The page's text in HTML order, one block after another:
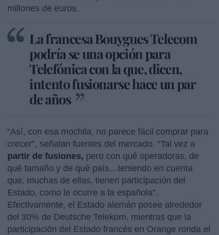
millones de euros.
La francesa Bouygues Telecom
podría se una opción para
Telefónica con la que, dicen,
intento fusionarse hace un par
de años
“Así, con esa mochila, no parece fácil comprar para
crecer”, señalan fuentes del mercado. “Tal vez a
partir de fusiones, pero con qué operadoras, de
qué tamaño y de qué país…teniendo en cuenta
que, muchas de ellas, tienen participación del
Estado, como le ocurre a la española”.
Efectivamente, el Estado alemán posee alrededor
del 30% de Deutsche Telekom, mientras que la
participación del Estado francés en Orange ronda el